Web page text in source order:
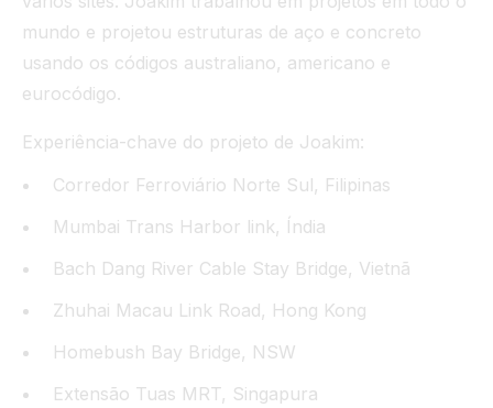
mundo e projetou estruturas de aço e concreto
usando os códigos australiano, americano e
eurocódigo.
Experiência-chave do projeto de Joakim:
Corredor Ferroviário Norte Sul, Filipinas
Mumbai Trans Harbor link, Índia
Bach Dang River Cable Stay Bridge, Vietnã
Zhuhai Macau Link Road, Hong Kong
Homebush Bay Bridge, NSW
Extensão Tuas MRT, Singapura